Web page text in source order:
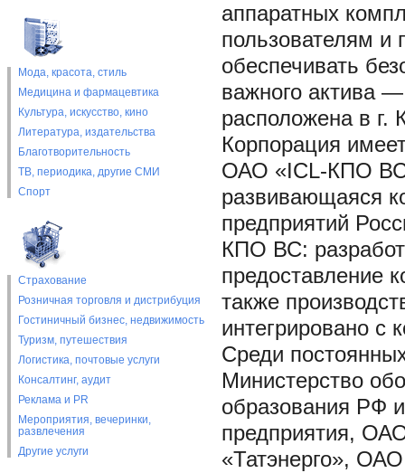
Мода, красота, стиль
Медицина и фармацевтика
Культура, искусство, кино
Литература, издательства
Благотворительность
ТВ, периодика, другие СМИ
Спорт
Страхование
Розничная торговля и дистрибуция
Гостиничный бизнес, недвижимость
Туризм, путешествия
Логистика, почтовые услуги
Консалтинг, аудит
Реклама и PR
Мероприятия, вечеринки,
развлечения
Другие услуги
аппаратных
пользователям и
обеспечивать
важного актива
расположена в
Корпорация
ОАО «ICL-КПО
развивающаяся
предприятий
КПО ВС:
предоставление
также
интегрировано с
Среди
Министерство
образования РФ
предприятия,
«Татэнерго»,